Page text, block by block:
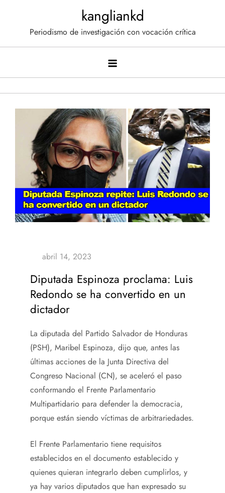
contenido
kangliankd
Periodismo de investigación con vocación crítica
Diputada Espinoza proclama: Luis
Redondo se ha convertido en un
dictador
La diputada del Partido Salvador de Honduras
(PSH), Maribel Espinoza, dijo que, antes las
últimas acciones de la Junta Directiva del
Congreso Nacional (CN), se aceleró el paso
conformando el Frente Parlamentario
Multipartidario para defender la democracia,
porque están siendo víctimas de arbitrariedades.
El Frente Parlamentario tiene requisitos
establecidos en el documento establecido y
quienes quieran integrarlo deben cumplirlos, y
ya hay varios diputados que han expresado su